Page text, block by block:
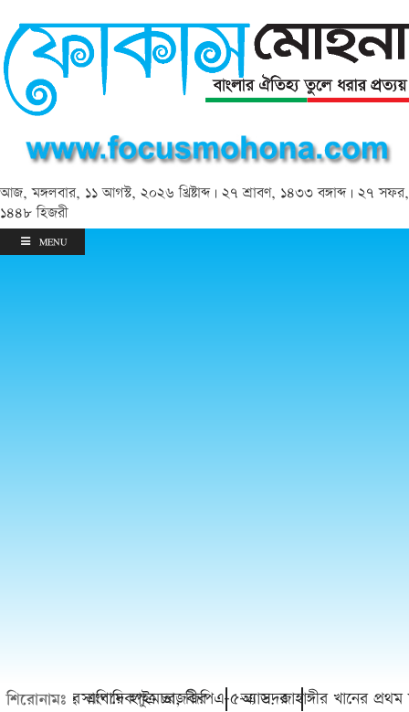
আজ, মঙ্গলবার, ১১ আগস্ট, ২০২৬ খ্রিষ্টাব্দ | ২৭ শ্রাবণ, ১৪৩৩ বঙ্গাব্দ | ২৭ সফর,
১৪৪৮ হিজরী
MENU
শিরোনামঃ
পেয়েছে সাংবাদিকপুত্র তাজবীর অ্যাড. জাহাঙ্গীর খানের প্রথম
হারে এগিয়ে হাইমচর, জিপিএ-৫-এ সদর